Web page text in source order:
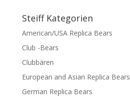
Steiff Kategorien
American/USA Replica Bears
Club -Bears
Clubbären
European and Asian Replica Bears
German Replica Bears